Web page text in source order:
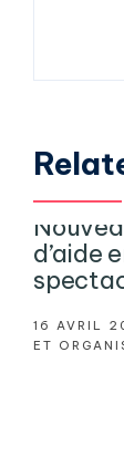
d’aide
16 AVRIL
ET